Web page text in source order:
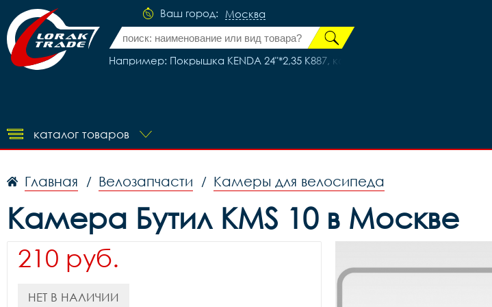
Ваш город: Москва
Например: Покрышка KENDA 24"*2,35 K887, код 41826
каталог товаров
Главная / Велозапчасти / Камеры для велосипеда
Камера Бутил KMS 10 в Москве
210 руб.
НЕТ В НАЛИЧИИ